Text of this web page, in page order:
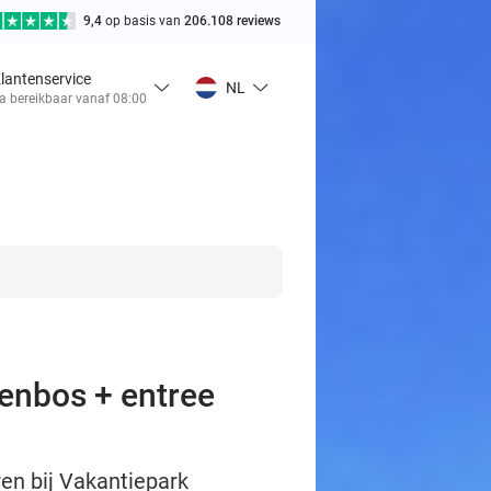
9,4 op basis van 206.108 reviews
bereikbaar vanaf 08:00
NL
+ entree
bij Vakantiepark